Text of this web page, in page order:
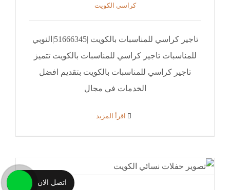
كراسي الكويت
تاجير كراسي للمناسبات بالكويت |51666345|النوبي
للمناسبات تاجير كراسي للمناسبات بالكويت تتميز
تاجير كراسي للمناسبات بالكويت بتقديم افضل
الخدمات في مجال
اتصل الان